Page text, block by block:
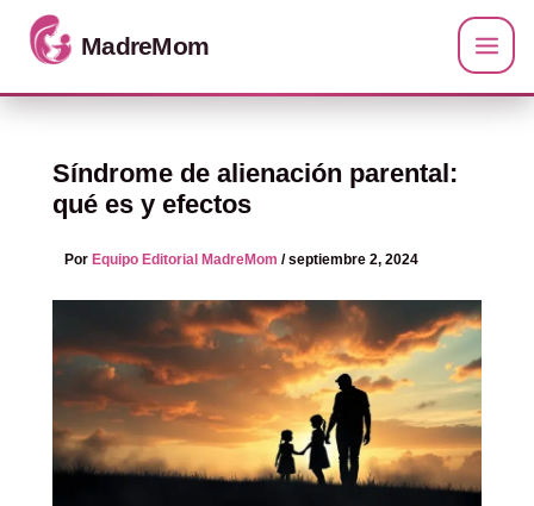
Ir al contenido
Síndrome de alienación parental:
qué es y efectos
Por Equipo Editorial MadreMom /septiembre 2, 2024